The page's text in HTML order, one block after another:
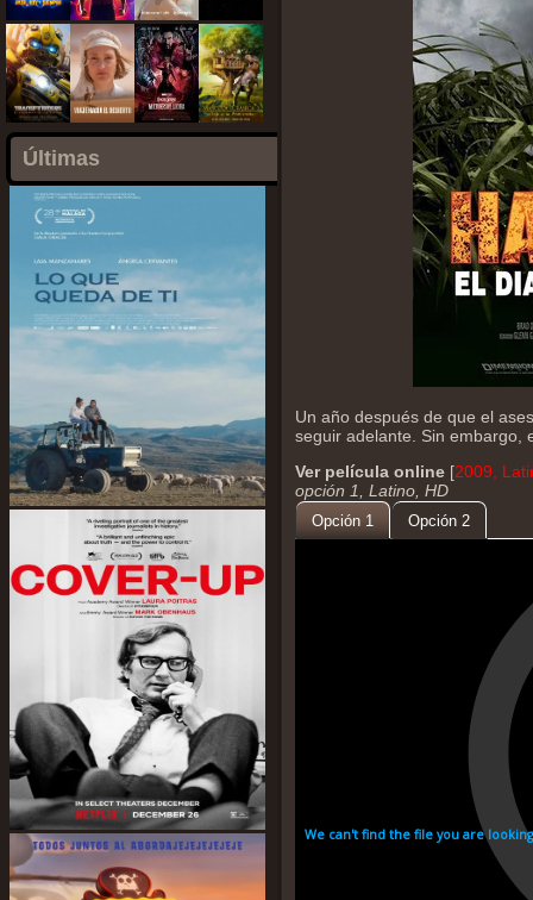
Últimas
Un año después de que el
seguir adelante. Sin embargo,
Ver película online [2009,
opción 1, Latino, HD
Opción 1 Opción 2